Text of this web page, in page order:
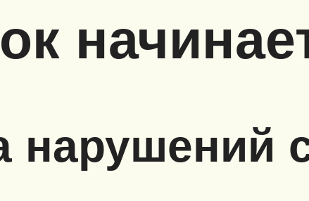
нарушений